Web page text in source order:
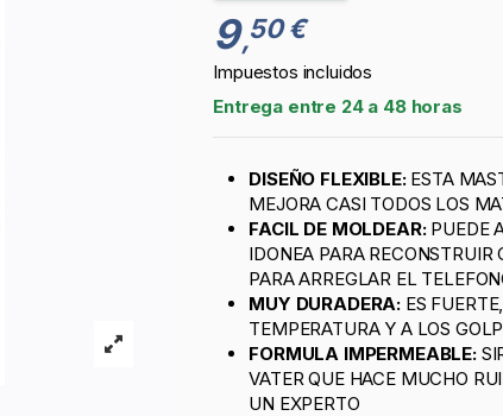
9,50 €
Impuestos incluidos
Entrega entre 24 a 48 horas
DISEÑO FLEXIBLE: ESTA
MEJORA CASI TODOS LOS
FACIL DE MOLDEAR: PUEDE
IDONEA PARA
PARA ARREGLAR EL
MUY DURADERA: ES
TEMPERATURA Y A LOS
FORMULA IMPERMEABLE:
VATER QUE HACE MUCHO
UN EXPERTO